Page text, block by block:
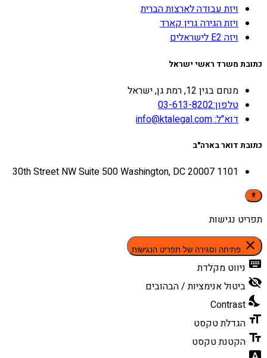
ויזת עבודה לארצות הברית
ויזת הגירה גרין קארד
ויזה E2 לישראלים
כתובת משרד ראשי ישראל
מנחם בגין 12, רמת גן, ישראל
טלפון:03-613-8202
דוא"ל: info@ktalegal.com
כתובת דואר בארה"ב
1101 30th Street NW Suite 500 Washington, DC 20007
תפריט נגישות
close פתיחה וסגירה של תפריט הנגישות
keyboard ניווט מקלדת
visibility_off ביטול אנימציות / הבהובים
nights_stay
Contrast
format_size הגדלת טקסט
text_fields הקטנת טקסט